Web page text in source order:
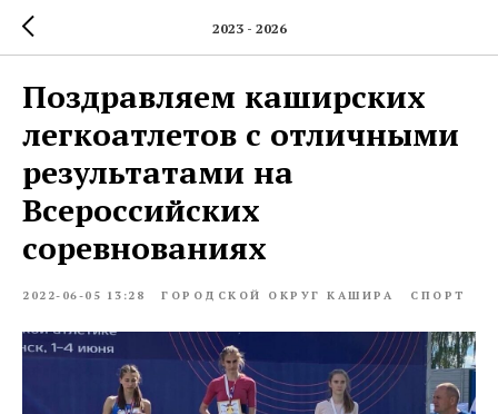
2023 - 2026
Поздравляем каширских
легкоатлетов с отличными
результатами на
Всероссийских
соревнованиях
2022-06-05 13:28 ГОРОДСКОЙ ОКРУГ КАШИРА СПОРТ